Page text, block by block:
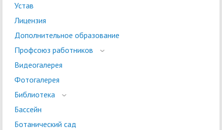
Устав
Лицензия
Дополнительное образование
Профсоюз работников
Видеогалерея
Фотогалерея
Библиотека
Бассейн
Ботанический сад